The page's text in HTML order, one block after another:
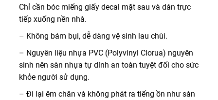
Chỉ cần bóc miếng giấy decal mặt sau và dán trực
tiếp xuống nền nhà.
– Không bám bụi, dễ dàng vệ sinh lau chùi.
– Nguyên liệu nhựa PVC (Polyvinyl Clorua) nguyên
sinh nên sàn nhựa tự dính an toàn tuyệt đối cho sức
khỏe người sử dụng.
– Đi lại êm chân và không phát ra tiếng ồn như sàn